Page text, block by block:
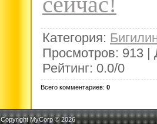
Категория:
Просмотров: 913 |
Рейтинг: 0.0/0
Всего комментариев: 0
Copyright MyCorp © 2026